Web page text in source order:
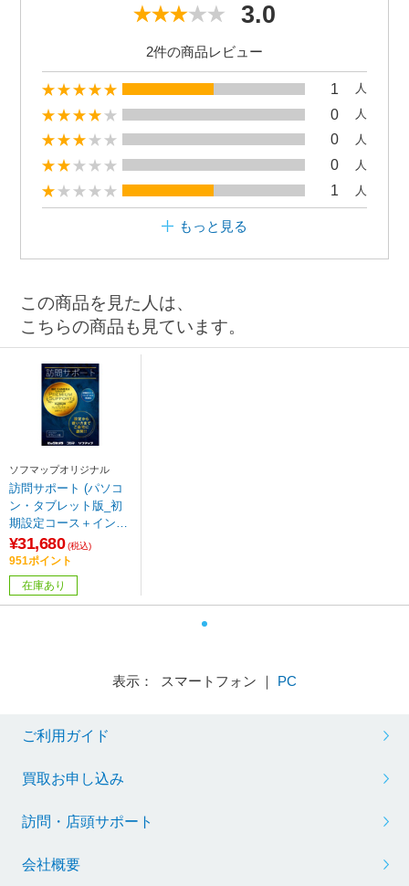
3.0
2件の商品レビュー
1 人
0 人
0 人
0 人
1 人
もっと見る
この商品を見た人は、
こちらの商品も見ています。
ソフマップオリジナル
訪問サポート (パソコ
ン・タブレット版_初
期設定コース＋インタ
ーネット・周辺設定)
パッケージ版 ※訪問対
応エリアをご確認くだ
さい※
¥31,680 (税込)
951ポイント
在庫あり
表示： スマートフォン ｜ PC
ご利用ガイド
買取お申し込み
訪問・店頭サポート
会社概要